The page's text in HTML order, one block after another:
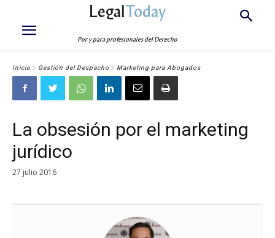
LegalToday
Por y para profesionales del Derecho
Inicio Gestión del Despacho Marketing para Abogados
La obsesión por el marketing
jurídico
27 julio 2016